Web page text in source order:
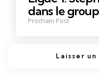
dans le
Prochain Post
Laisser